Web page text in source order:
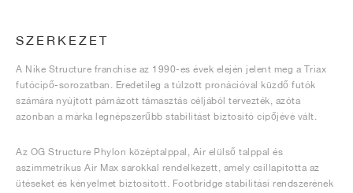
SZERKEZET
A Nike Structure franchise az 1990-es évek elején jelent meg a Triax
futócipő-sorozatban. Eredetileg a túlzott pronációval küzdő futók
számára nyújtott párnázott támasztás céljából tervezték, azóta
azonban a márka legnépszerűbb stabilitást biztosító cipőjévé vált.
Az OG Structure Phylon középtalppal, Air elülső talppal és
aszimmetrikus Air Max sarokkal rendelkezett, amely csillapította az
ütéseket és kényelmet biztosított. Footbridge stabilitási rendszerének